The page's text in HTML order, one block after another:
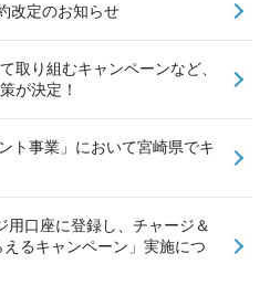
改定のお知らせ
取り組むキャンペーンなど、
が決定！
ト事業」において宮崎県でキ
用口座に登録し、チャージ＆
るキャンペーン」実施につ